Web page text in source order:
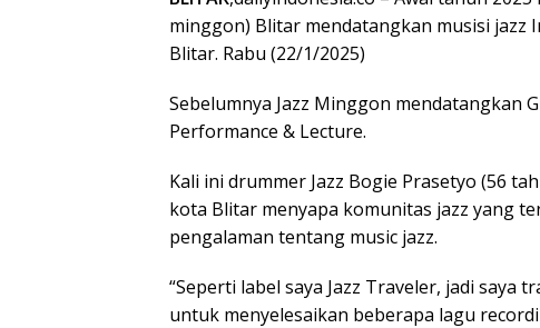
minggon) Blitar mendatangkan musisi jazz
Blitar. Rabu (22/1/2025)
Sebelumnya Jazz Minggon mendatangkan
Performance & Lecture.
Kali ini drummer Jazz Bogie Prasetyo (56
kota Blitar menyapa komunitas jazz yang
pengalaman tentang music jazz.
“Seperti label saya Jazz Traveler, jadi saya
untuk menyelesaikan beberapa lagu